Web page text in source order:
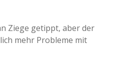
Ziege getippt, aber der
mehr Probleme mit